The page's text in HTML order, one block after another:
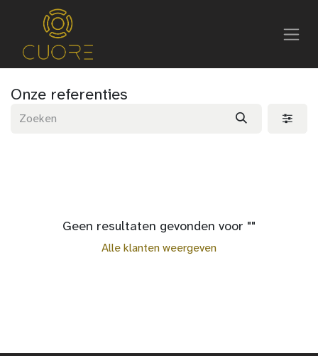
Onze referenties
Geen resultaten gevonden voor ""
Alle klanten weergeven